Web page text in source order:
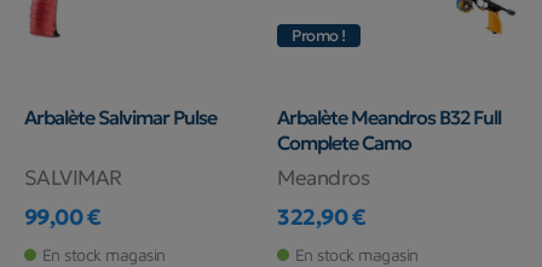
Arbalète Salvimar Pulse
SALVIMAR
Prix
99,00 €
En stock magasin
Promo !
Arbalète Meandros B32 Full
Complete Camo
Meandros
Prix
322,90 €
En stock magasin